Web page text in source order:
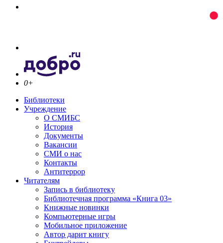
0+
Библиотеки
Учреждение
О СМИБС
История
Документы
Вакансии
СМИ о нас
Контакты
Антитеррор
Читателям
Запись в библиотеку
Библиотечная программа «Книга 03»
Книжные новинки
Компьютерные игры
Мобильное приложение
Автор дарит книгу